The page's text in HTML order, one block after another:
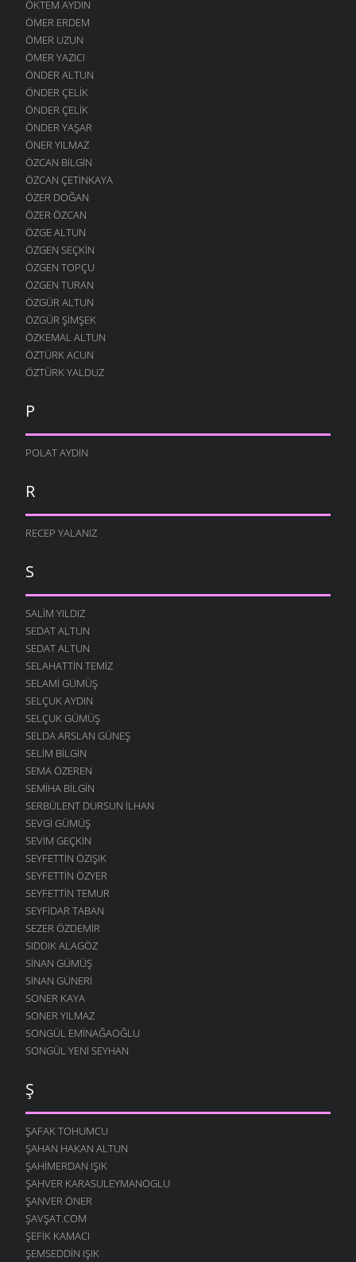
ÖKTEM AYDIN
ÖMER ERDEM
ÖMER UZUN
ÖMER YAZICI
ÖNDER ALTUN
ÖNDER ÇELIK
ÖNDER ÇELIK
ÖNDER YAŞAR
ÖNER YILMAZ
ÖZCAN BILGIN
ÖZCAN ÇETINKAYA
ÖZER DOĞAN
ÖZER ÖZCAN
ÖZGE ALTUN
ÖZGEN SEÇKIN
ÖZGEN TOPÇU
ÖZGEN TURAN
ÖZGÜR ALTUN
ÖZGÜR ŞIMŞEK
ÖZKEMAL ALTUN
ÖZTÜRK ACUN
ÖZTÜRK YALDUZ
P
POLAT AYDIN
R
RECEP YALANIZ
S
SALIM YILDIZ
SEDAT ALTUN
SEDAT ALTUN
SELAHATTIN TEMIZ
SELAMI GÜMÜŞ
SELÇUK AYDIN
SELÇUK GÜMÜŞ
SELDA ARSLAN GÜNEŞ
SELIM BILGIN
SEMA ÖZEREN
SEMIHA BILGIN
SERBÜLENT DURSUN İLHAN
SEVGI GÜMÜŞ
SEVIM GEÇKIN
SEYFETTIN ÖZIŞIK
SEYFETTIN ÖZYER
SEYFETTIN TEMUR
SEYFIDAR TABAN
SEZER ÖZDEMIR
SIDDIK ALAGÖZ
SINAN GÜMÜŞ
SINAN GÜNERI
SONER KAYA
SONER YILMAZ
SONGÜL EMINAĞAOĞLU
SONGÜL YENI SEYHAN
Ş
ŞAFAK TOHUMCU
ŞAHAN HAKAN ALTUN
ŞAHIMERDAN IŞIK
ŞAHVER KARASULEYMANOGLU
ŞANVER ÖNER
ŞAVŞAT.COM
ŞEFIK KAMACI
ŞEMSEDDIN IŞIK